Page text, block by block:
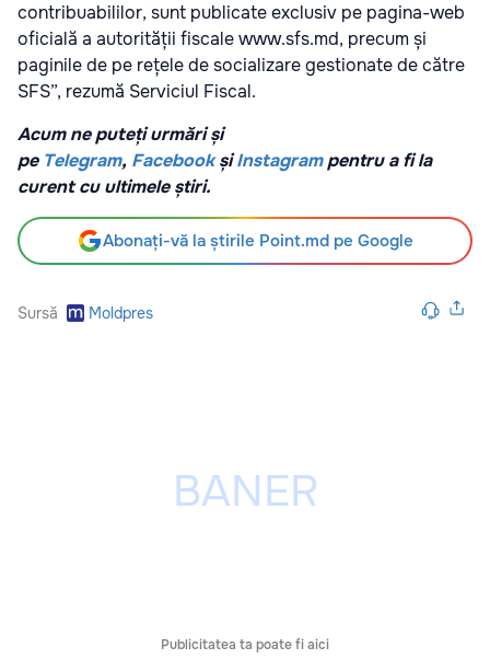
contribuabililor, sunt publicate exclusiv pe pagina-web
oficială a autorității fiscale www.sfs.md, precum și
paginile de pe rețele de socializare gestionate de către
SFS”, rezumă Serviciul Fiscal.
Acum ne puteți urmări și
pe Telegram, Facebook șiInstagrampentru a fi la
curent cu ultimele știri.
Abonați-vă la știrile Point.md pe Google
Sursă Moldpres
Publicitatea ta poate fi aici